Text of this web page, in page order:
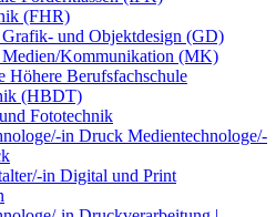
(FHR)
und Objektdesign (GD)
Kommunikation (MK)
Höhere Berufsfachschule
(HBDT)
Fototechnik
in Druck Medientechnologe/-
in Digital und Print